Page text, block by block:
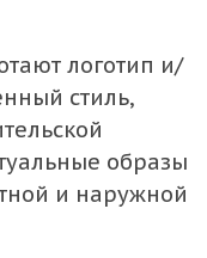
логотип и/
стиль,
образы
и наружной